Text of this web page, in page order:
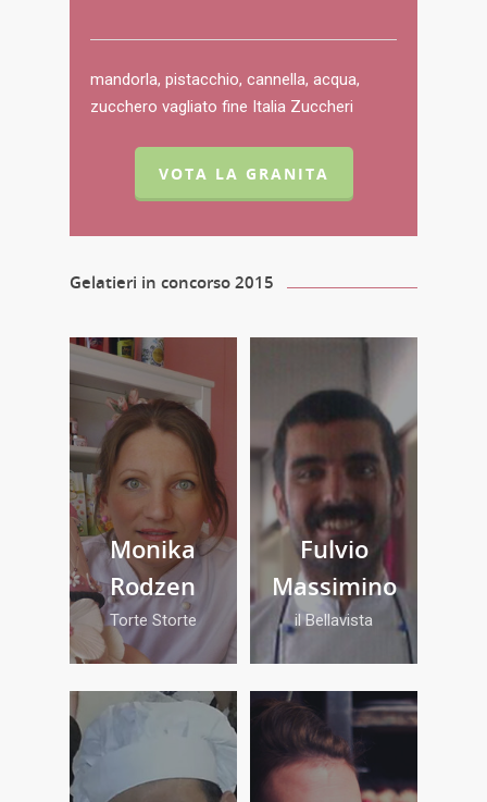
mandorla, pistacchio, cannella, acqua,
zucchero vagliato fine Italia Zuccheri
VOTA LA GRANITA
Gelatieri in concorso 2015
Monika
Rodzen
Torte Storte
Fulvio
Massimino
il Bellavista